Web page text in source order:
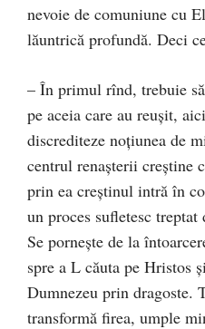
nevoie de comuniune cu
lăuntrică profundă. Deci
– În primul rînd, trebuie
pe aceia care au reuşit,
discrediteze noţiunea de
centrul renaşterii creştine
prin ea creştinul intră în
un proces sufletesc
Se porneşte de la
spre a L căuta pe Hristos
Dumnezeu prin dragoste.
transformă firea, umple